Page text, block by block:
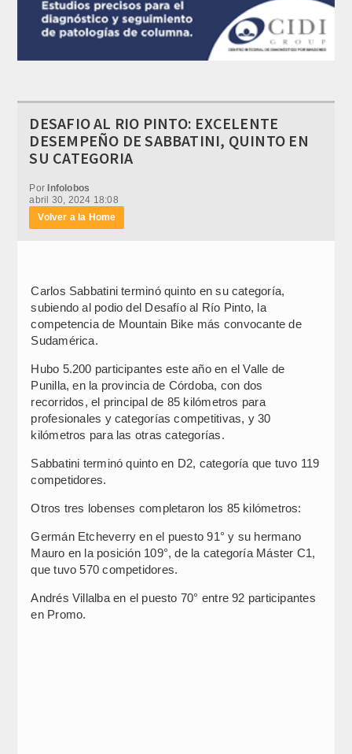
DESAFIO AL RIO PINTO: EXCELENTE
DESEMPEÑO DE SABBATINI, QUINTO EN
SU CATEGORIA
PorInfolobos
abril 30, 2024 18:08
Volver a la Home
Carlos Sabbatini terminó quinto en su categoría,
subiendo al podio del Desafío al Río Pinto, la
competencia de Mountain Bike más convocante de
Sudamérica.
Hubo 5.200 participantes este año en el Valle de
Punilla, en la provincia de Córdoba, con dos
recorridos, el principal de 85 kilómetros para
profesionales y categorías competitivas, y 30
kilómetros para las otras categorías.
Sabbatini terminó quinto en D2, categoría que tuvo 119
competidores.
Otros tres lobenses completaron los 85 kilómetros:
Germán Etcheverry en el puesto 91° y su hermano
Mauro en la posición 109°, de la categoría Máster C1,
que tuvo 570 competidores.
Andrés Villalba en el puesto 70° entre 92 participantes
en Promo.